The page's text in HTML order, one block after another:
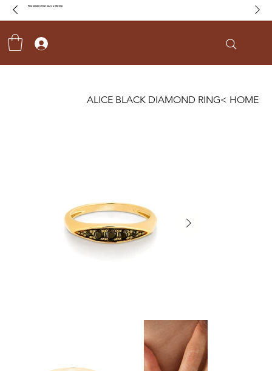
Fine jewelry that lasts a lifetime
HOME
>
ALICE BLACK DIAMOND RING